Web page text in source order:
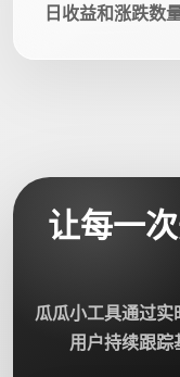
日收益和涨跌数量
让每一
瓜瓜小工具通过
用户持续跟踪